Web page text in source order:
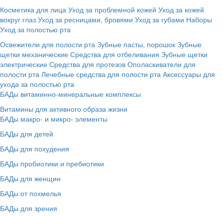
Косметика для лица Уход за проблемной кожей Уход за кожей
вокруг глаз Уход за ресницами, бровями Уход за губами Наборы
Уход за полостью рта
Освежители для полости рта Зубные пасты, порошок Зубные
щетки механические Средства для отбеливания Зубные щетки
электрические Средства для протезов Ополаскиватели для
полости рта Лечебные средства для полости рта Аксессуары для
ухода за полостью рта
БАДы витаминно-минеральные комплексы
Витамины для активного образа жизни
БАДы макро- и микро- элементы
БАДы для детей
БАДы для похудения
БАДы пробиотики и пребиотики
БАДы для женщин
БАДы от похмелья
БАДы для зрения